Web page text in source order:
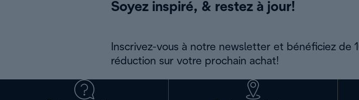
Soyez inspiré, & restez à jour!
Inscrivez-vous à notre newsletter et bénéficiez de
réduction sur votre prochain achat!